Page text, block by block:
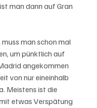
man dann auf Gran
man schon mal
um pünktlich auf
angekommen
von nur eineinhalb
Meistens ist die
etwas Verspätung